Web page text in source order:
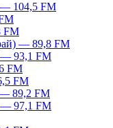
104,5 FM
FM
— 89,8 FM
— 93,1 FM
FM
FM
— 89,2 FM
— 97,1 FM